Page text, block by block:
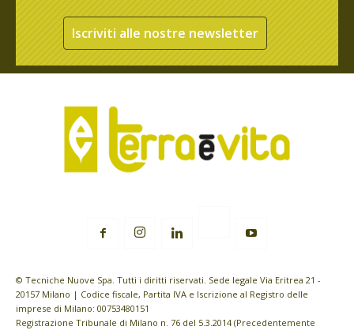
Iscriviti alle nostre newsletter
© Tecniche Nuove Spa. Tutti i diritti riservati. Sede legale Via Eritrea 21 -
20157 Milano | Codice fiscale, Partita IVA e Iscrizione al Registro delle
imprese di Milano: 00753480151
Registrazione Tribunale di Milano n. 76 del 5.3.2014 (Precedentemente